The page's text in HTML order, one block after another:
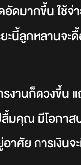
มากขึ้น ใช้จ่า
ะนี้ลูกหลานจะ
งานก็ดวงขึ้น
มคุณ มีโอกาส
าศัย การเงิน